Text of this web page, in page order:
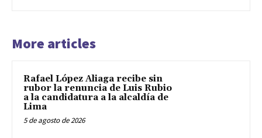
More articles
Rafael López Aliaga recibe sin
rubor la renuncia de Luis Rubio
a la candidatura a la alcaldía de
Lima
5 de agosto de 2026